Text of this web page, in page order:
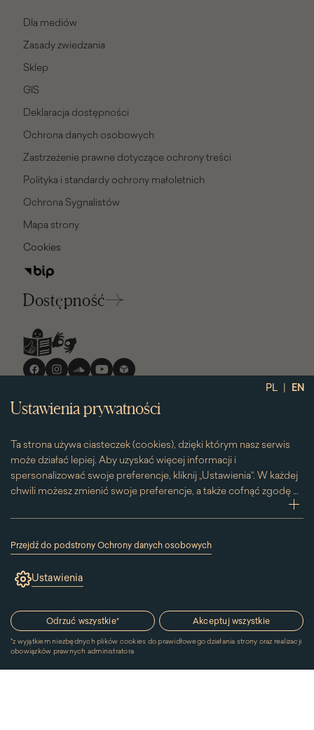
PL | EN
Ustawienia prywatności
Ta strona używa ciasteczek (cookies), dzięki którym nasz serwis
może działać lepiej. Aby uzyskać więcej informacji i
spersonalizować swoje preferencje, kliknij „Ustawienia”. W każdej
chwili możesz zmienić swoje preferencje, a także cofnąć zgodę na
używanie plików cookie. Możesz to zrobić, klikając na podstronę
„Cookies” znajdującą się w stopce.
Przesuwając suwak w prawą stronę aktywujesz zgodę na
konkretne ciasteczko. Przesuwając suwak w lewą stronę
wyłączasz taką zgodę.
Przejdź do podstrony Ochrony danych osobowych
(link
się
oknie)
Ustawienia
Odrzuć wszystkie*
*z wyjątkiem niezbędnych plików cookies do prawidłowego działania strony oraz realizacji
obowiązków prawnych administratora
Akceptuj wszystkie
Dla mediów
Zasady zwiedzania
Sklep
GIS
Deklaracja dostępności
Ochrona danych osobowych
Zastrzeżenie prawne dotyczące ochrony treści
Polityka i standardy ochrony małoletnich
Ochrona Sygnalistów
Mapa strony
Cookies
Dostępność
Media
społecznościowe